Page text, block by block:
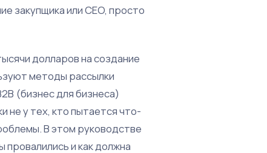
закупщика или CEO, просто
долларов на создание
методы рассылки
(бизнес для бизнеса)
не у тех, кто пытается что-
В этом руководстве
и как должна